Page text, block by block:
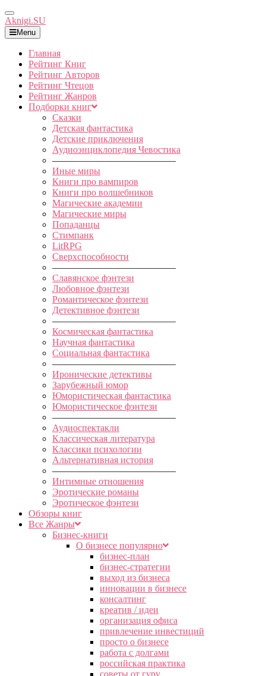
Toggle
Navigation
Aknigi.SU
Menu
Главная
Рейтинг Книг
Рейтинг Авторов
Рейтинг Чтецов
Рейтинг Жанров
Подборки книг
Сказки
Детская фантастика
Детские приключения
Аудиоэнциклопедия Чевостика
—————————————
Иные миры
Книги про вампиров
Книги про волшебников
Магические академии
Магические миры
Попаданцы
Стимпанк
LitRPG
Сверхспособности
—————————————
Славянское фэнтези
Любовное фэнтези
Романтическое фэнтези
Детективное фэнтези
—————————————
Космическая фантастика
Научная фантастика
Социальная фантастика
—————————————
Иронические детективы
Зарубежный юмор
Юмористическая фантастика
Юмористическое фэнтези
—————————————
Аудиоспектакли
Классическая литература
Классики психологии
Альтернативная история
—————————————
Интимные отношения
Эротические романы
Эротическое фэнтези
Обзоры книг
Все Жанры
Бизнес-книги
О бизнесе популярно
бизнес-план
бизнес-стратегии
выход из бизнеса
инновации в бизнесе
консалтинг
креатив / идеи
организация офиса
привлечение инвестиций
просто о бизнесе
работа с долгами
российская практика
советы от гуру